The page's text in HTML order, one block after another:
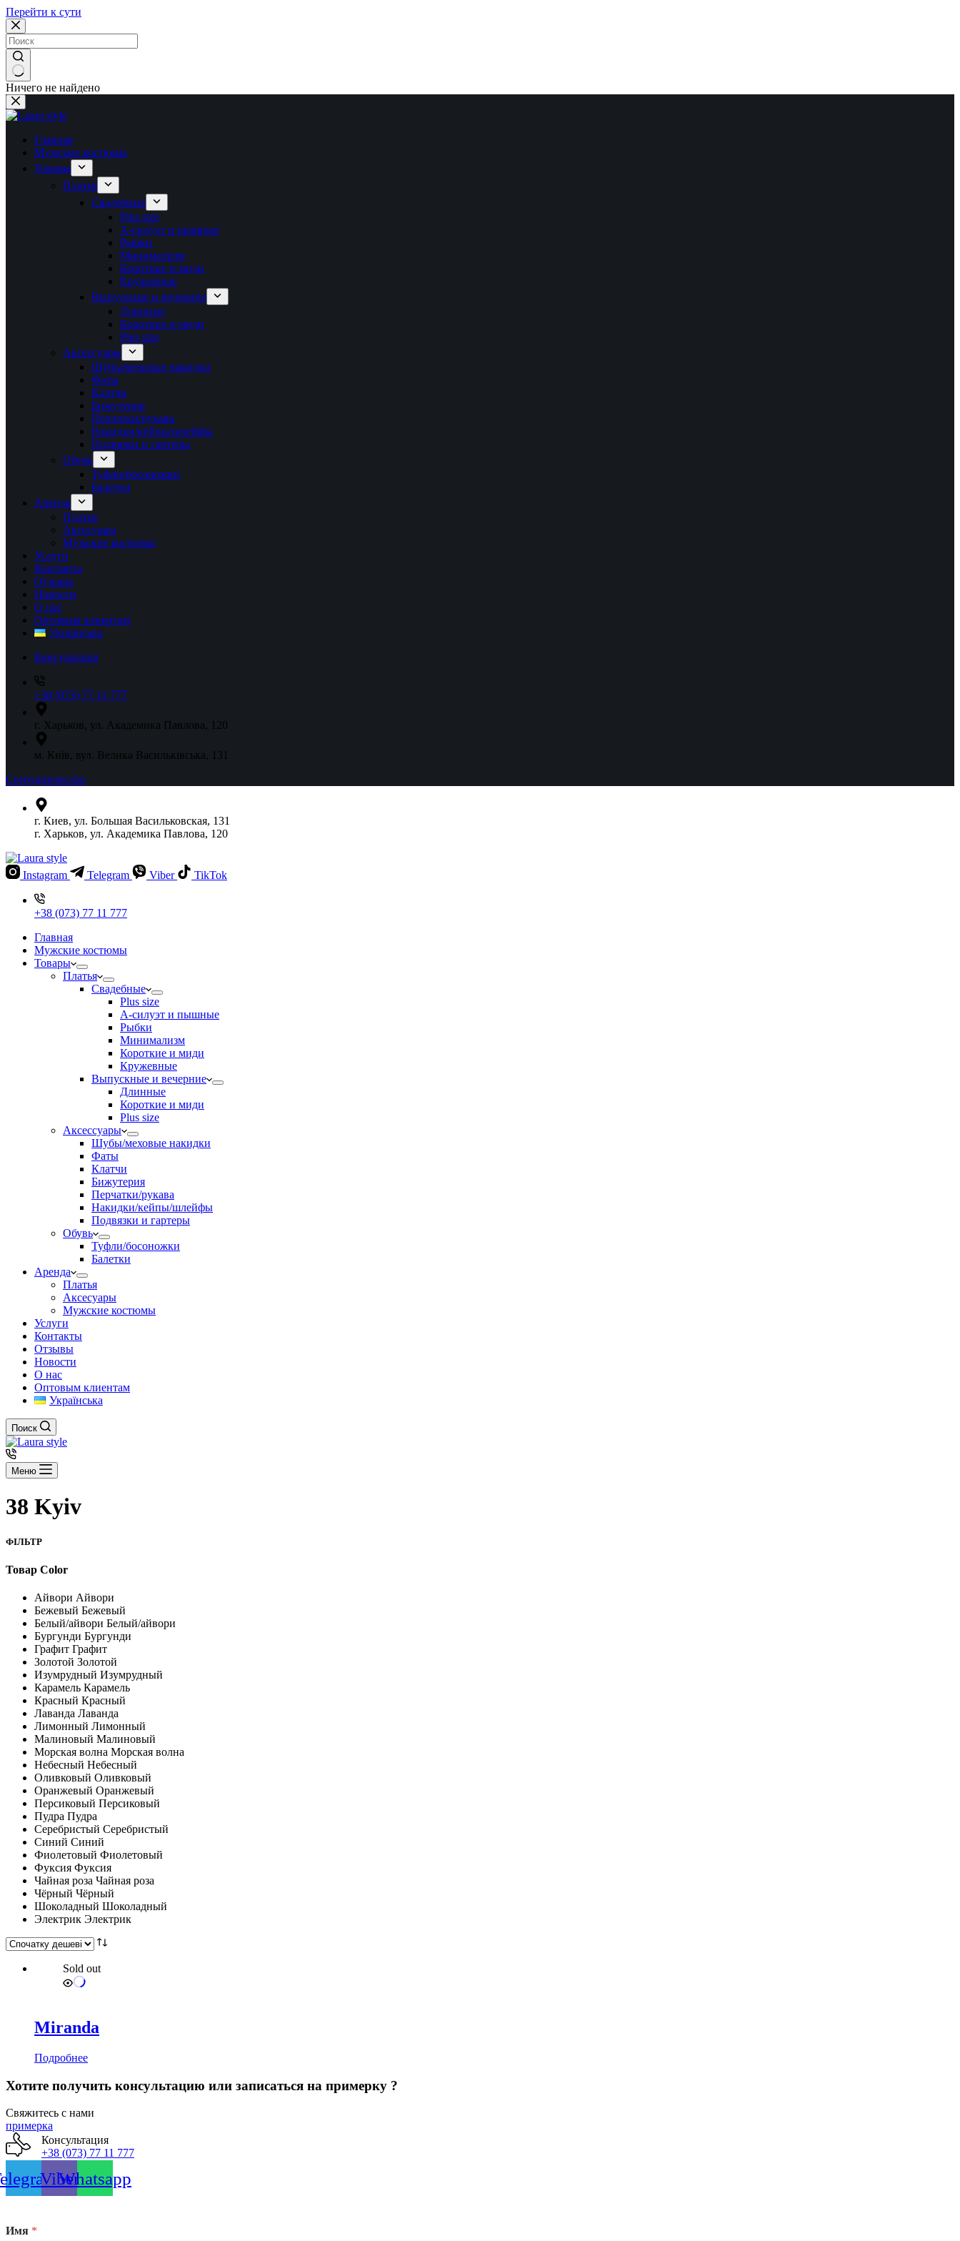
Перейти к сути
Ничего не найдено
Главная
Мужские костюмы
Товары
Платья
Свадебные
Plus size
А-силуэт и пышные
Рыбки
Минимализм
Короткие и миди
Кружевные
Выпускные и вечерние
Длинные
Короткие и миди
Plus size
Аксессуары
Шубы/меховые накидки
Фаты
Клатчи
Бижутерия
Перчатки/рукава
Накидки/кейпы/шлейфы
Подвязки и гартеры
Обувь
Туфли/босоножки
Балетки
Аренда
Платья
Аксесуары
Мужские костюмы
Услуги
Контакты
Отзывы
Новости
О нас
Оптовым клиентам
Українська
Консультація
+38 (073) 77 11 777
г. Харьков, ул. Академика Павлова, 120
м. Київ, вул. Велика Васильківська, 131
Сотрудничество
г. Киев, ул. Большая Васильковская, 131
г. Харьков, ул. Академика Павлова, 120
Instagram Telegram Viber TikTok
+38 (073) 77 11 777
Главная
Мужские костюмы
Товары
Платья
Свадебные
Plus size
А-силуэт и пышные
Рыбки
Минимализм
Короткие и миди
Кружевные
Выпускные и вечерние
Длинные
Короткие и миди
Plus size
Аксессуары
Шубы/меховые накидки
Фаты
Клатчи
Бижутерия
Перчатки/рукава
Накидки/кейпы/шлейфы
Подвязки и гартеры
Обувь
Туфли/босоножки
Балетки
Аренда
Платья
Аксесуары
Мужские костюмы
Услуги
Контакты
Отзывы
Новости
О нас
Оптовым клиентам
Українська
Поиск
Меню
38 Kyiv
ФІЛЬТР
Товар Color
Айвори Айвори
Бежевый Бежевый
Белый/айвори Белый/айвори
Бургунди Бургунди
Графит Графит
Золотой Золотой
Изумрудный Изумрудный
Карамель Карамель
Красный Красный
Лаванда Лаванда
Лимонный Лимонный
Малиновый Малиновый
Морская волна Морская волна
Небесный Небесный
Оливковый Оливковый
Оранжевый Оранжевый
Персиковый Персиковый
Пудра Пудра
Серебристый Серебристый
Синий Синий
Фиолетовый Фиолетовый
Фуксия Фуксия
Чайная роза Чайная роза
Чёрный Чёрный
Шоколадный Шоколадный
Электрик Электрик
Sold out
Miranda
Подробнее
Хотите получить консультацию или записаться на примерку ?
Свяжитесь с нами
примерка
Консультация
+38 (073) 77 11 777
ViberWhatsapp
Имя *